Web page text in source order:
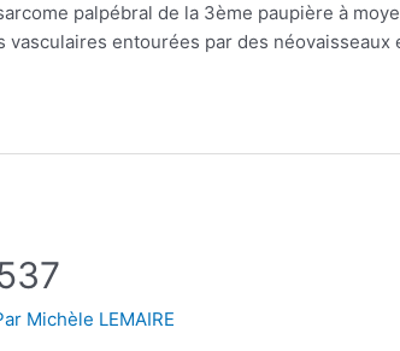
palpébral de la 3ème paupière à
vasculaires entourées par des néovaisseaux
Michèle LEMAIRE